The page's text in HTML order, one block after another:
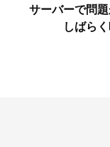
サーバーで問
しばら